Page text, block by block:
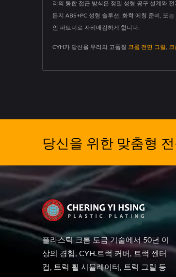
리의 통합 접근 방식은 정밀 성형 공구 설계와
든지 ABS+PC 성형 솔루션, 화학 에칭 준비, 또
인 파트너로 자리매김하게 합니다.
CYH가 당신을 우리의 고품질 크롬 전면 그릴 크
당신을 위한 맞춤형
플라스틱 크롬 도금 기술에서 50년 이
상의 경험, CYH.트럭 커버, 트럭 센터
컵, 트럭 휠 시뮬레이터, 트럭 그릴 등